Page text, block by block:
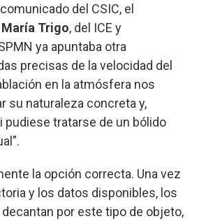
del CSIC, el
Trigo, del ICE y
ya apuntaba otra
precisas de la velocidad del
en la atmósfera nos
su naturaleza concreta y,
pudiese tratarse de un bólido
la opción correcta. Una vez
y los datos disponibles, los
por este tipo de objeto,